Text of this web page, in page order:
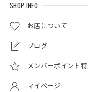
SHOP INFO
お店について
ブログ
メンバーポイン
マイページ